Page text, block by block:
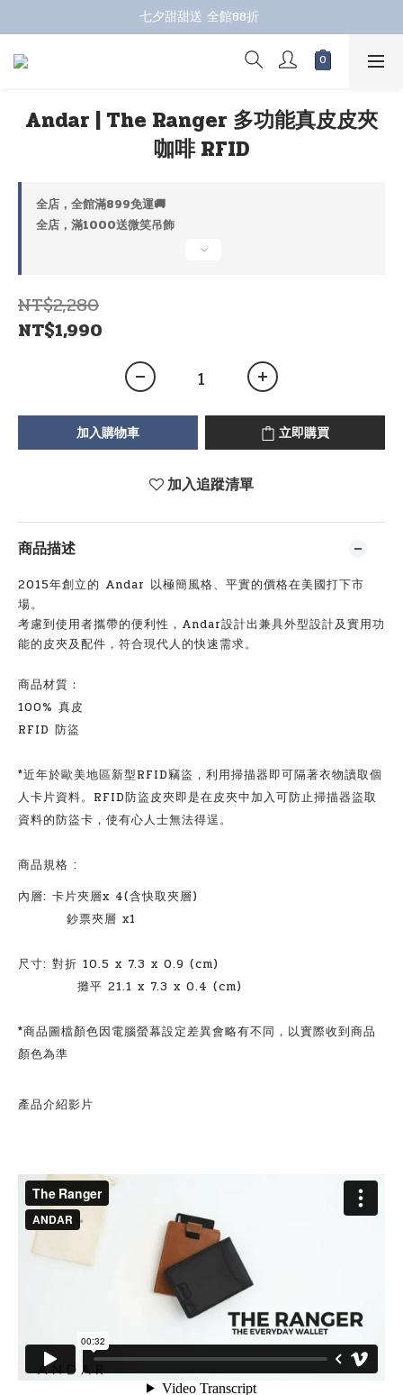
七夕甜甜送 全館88折
七夕甜甜送 全館88折
指定商品再折100；全館滿899免運 🚚
Andar | The Ranger 多功能真皮皮夾
咖啡 RFID
全店，全館滿899免運🚚
全店，滿1000送微笑吊飾
NT$2,280
NT$1,990
加入購物車 立即購買
加入追蹤清單
商品描述
2015年創立的 Andar 以極簡風格、平實的價格在美國打下市
場。
考慮到使用者攜帶的便利性，Andar設計出兼具外型設計及實用功
能的皮夾及配件，符合現代人的快速需求。
商品材質：
100% 真皮
RFID 防盜
*近年於歐美地區新型RFID竊盜，利用掃描器即可隔著衣物讀取個
人卡片資料。 RFID防盜皮夾即是在皮夾中加入可防止掃描器盜取
資料的防盜卡，使有心人士無法得逞。
商品規格 :
內層: 卡片夾層x 4(含快取夾層)
鈔票夾層 x1
尺寸: 對折 10.5 x 7.3 x 0.9 (cm)
攤平 21.1 x 7.3 x 0.4 (cm)
*商品圖檔顏色因電腦螢幕設定差異會略有不同，以實際收到商品
顏色為準
產品介紹影片